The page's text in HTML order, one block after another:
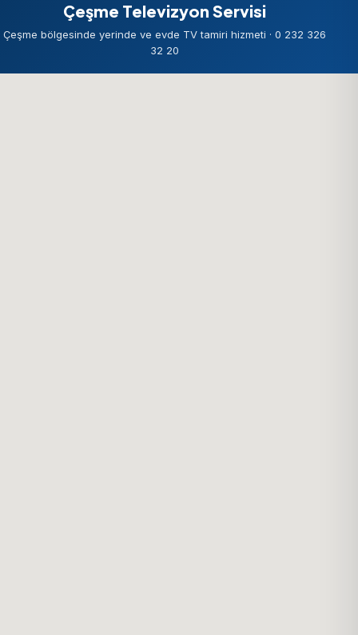
Çeşme Televizyon Servisi
Çeşme bölgesinde yerinde ve evde TV tamiri hizmeti · 0 232 326
32 20